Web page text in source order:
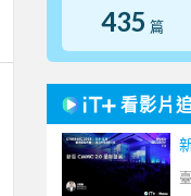
435 篇
看影片